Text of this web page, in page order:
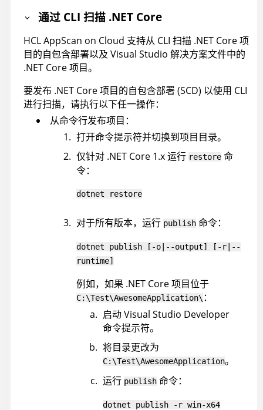
通过 CLI 扫描 .NET Core
HCL AppScan on Cloud 支持从 CLI 扫描 .NET Core 项
目的自包含部署以及 Visual Studio 解决方案文件中的
.NET Core 项目。
要发布 .NET Core 项目的自包含部署 (SCD) 以使用 CLI
进行扫描，请执行以下任一操作：
从命令行发布项目：
打开命令提示符并切换到项目目录。
仅针对 .NET Core 1.x 运行 restore 命
令：
dotnet restore
对于所有版本，运行 publish 命令：
dotnet publish [-o|--output] [-r|--
runtime]
例如，如果 .NET Core 项目位于
C:\Test\AwesomeApplication\ ：
启动 Visual Studio Developer
命令提示符。
将目录更改为
C:\Test\AwesomeApplication。
运行 publish 命令：
dotnet publish -r win-x64